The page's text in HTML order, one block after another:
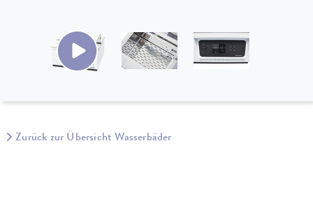
Zurück zur Übersicht Wasserbäder